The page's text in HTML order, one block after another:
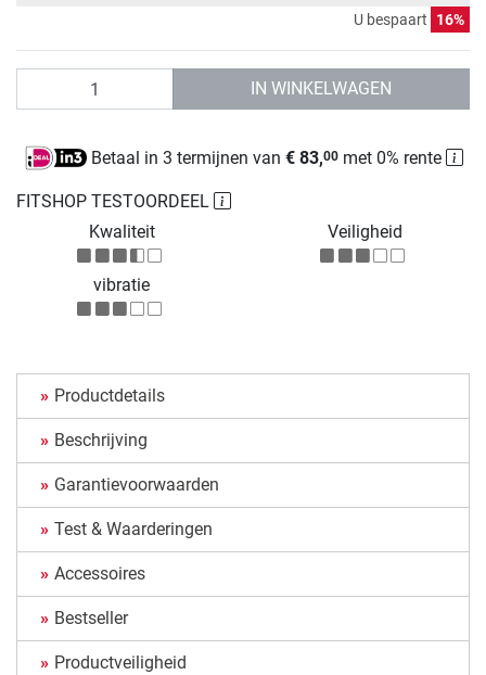
U bespaart 16%
IN WINKELWAGEN
FITSHOP TESTOORDEEL
Kwaliteit
Veiligheid
vibratie
Betaal in 3 termijnen van € 83,00met 0% rente
Productdetails
Beschrijving
Garantievoorwaarden
Test & Waarderingen
Accessoires
Bestseller
Productveiligheid